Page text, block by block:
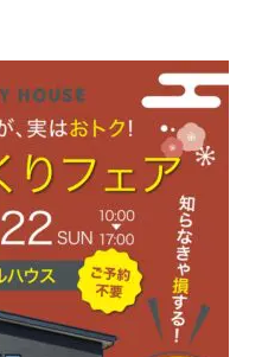
定期点検予約
個人情報保護方針